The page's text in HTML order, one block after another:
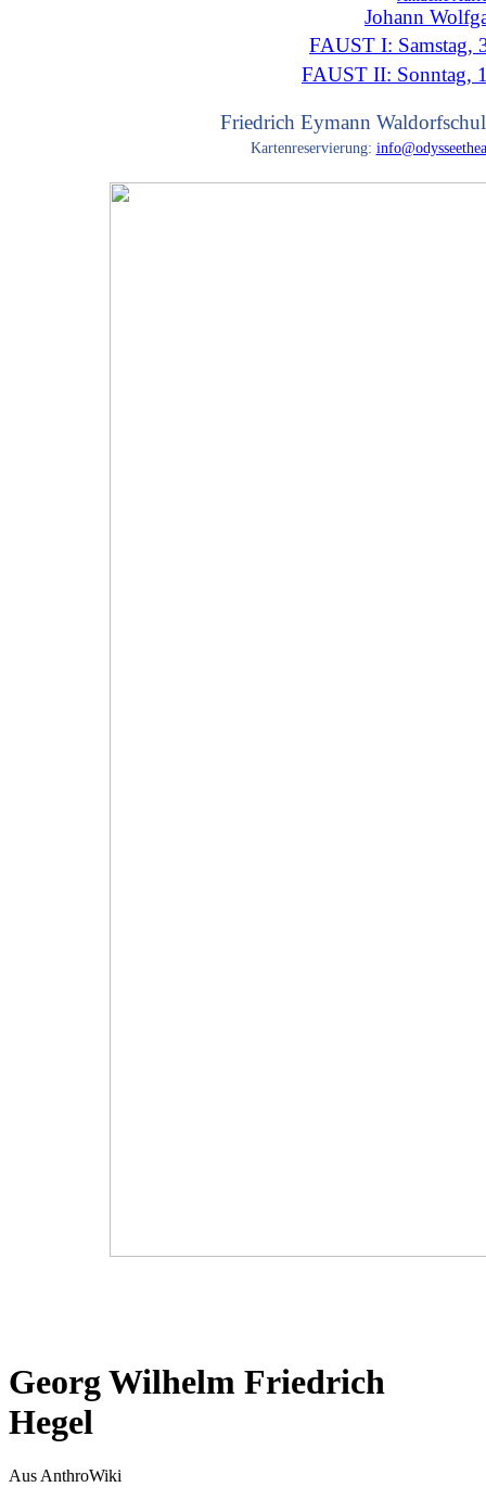
Johann
FAUST I: Samstag,
FAUST II: Sonntag,
Friedrich Eymann
Kartenreservierung:
Georg Wilhelm Friedrich
Hegel
Aus AnthroWiki